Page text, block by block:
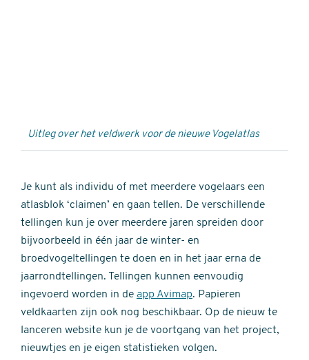
Uitleg over het veldwerk voor de nieuwe Vogelatlas
Je kunt als individu of met meerdere vogelaars een
atlasblok ‘claimen’ en gaan tellen. De verschillende
tellingen kun je over meerdere jaren spreiden door
bijvoorbeeld in één jaar de winter- en
broedvogeltellingen te doen en in het jaar erna de
jaarrondtellingen. Tellingen kunnen eenvoudig
ingevoerd worden in de app Avimap. Papieren
veldkaarten zijn ook nog beschikbaar. Op de nieuw te
lanceren website kun je de voortgang van het project,
nieuwtjes en je eigen statistieken volgen.